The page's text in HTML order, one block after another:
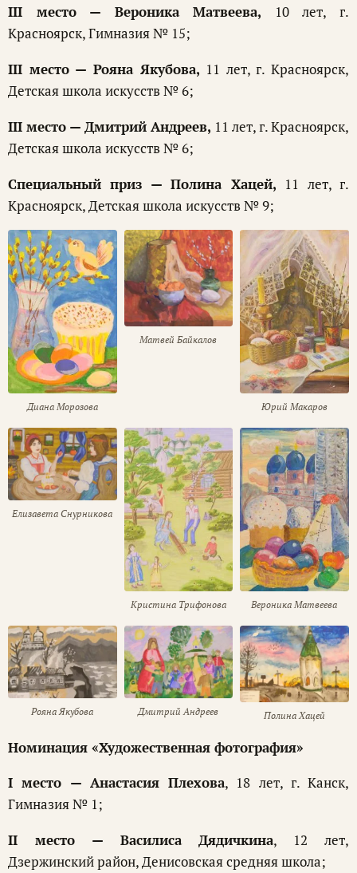
III место — Вероника Матвеева, 10 лет, г.
Красноярск, Гимназия № 15;
III место — Рояна Якубова, 11 лет, г. Красноярск,
Детская школа искусств № 6;
III место — Дмитрий Андреев, 11 лет, г. Красноярск,
Детская школа искусств № 6;
Специальный приз — Полина Хацей, 11 лет, г.
Красноярск, Детская школа искусств № 9;
Диана Морозова
Матвей Байкалов
Юрий Макаров
Елизавета Снурникова
Кристина Трифонова Вероника Матвеева
Рояна Якубова Дмитрий Андреев Полина Хацей
Номинация «Художественная фотография»
I место — Анастасия Плехова, 18 лет, г. Канск,
Гимназия № 1;
II место — Василиса Дядичкина, 12 лет,
Дзержинский район, Денисовская средняя школа;